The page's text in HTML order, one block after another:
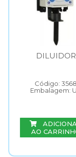
DILUIDOR
Código: 3568
Embalagem:
AO